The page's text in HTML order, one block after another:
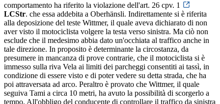
comportamento ha riferito la violazione dell'art. 26 cpv. 1
LCStr. che essa addebita a Oberhänsli. Indirettamente si è riferita
alla deposizione del teste Wittmer, il quale aveva dichiarato di non
aver visto il motociclista volgere la testa verso sinistra. Ma ciò non
esclude che il medesimo abbia dato un'occhiata al traffico anche in
tale direzione. In proposito è determinante la circostanza, da
presumere in mancanza di prove contrarie, che il motociclista si è
immesso sulla riva Vela ai limiti dei parcheggi consentiti ai tassì, in
condizione di essere visto e di poter vedere su detta strada, che ha
poi attraversata ad arco. Peraltro è provato che Wittmer, il quale
seguiva Tami a circa 10 metri, ha avuto la possibilità di scorgerlo a
tempo. All'obbligo del conducente di controllare il traffico da sinistra